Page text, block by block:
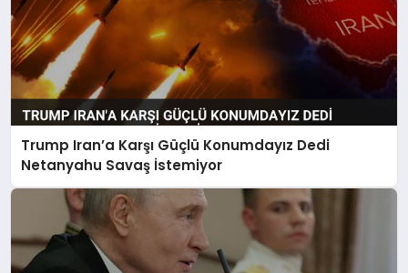
Trump Iran’a Karşı Güçlü Konumdayız Dedi
Netanyahu Savaş İstemiyor